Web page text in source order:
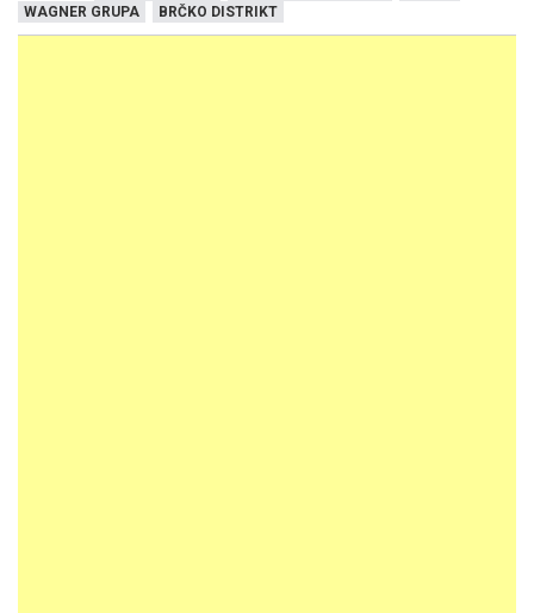
WAGNER GRUPA
BRČKO DISTRIKT